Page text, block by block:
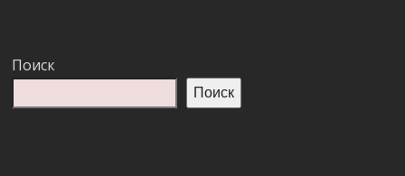
Поиск
Поиск